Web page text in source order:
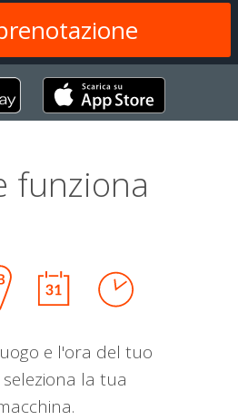
funziona
e l'ora del tuo
la tua